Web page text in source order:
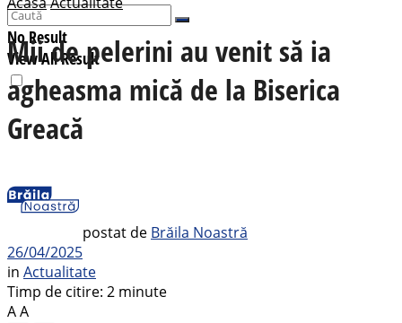
No Result
View All Result
Mii de pelerini au venit să ia
agheasma mică de la Biserica
Greacă
postat de Brăila Noastră
26/04/2025
in Actualitate
Timp de citire: 2 minute
AA